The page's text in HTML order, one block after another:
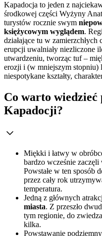
Kapadocja to jeden z
środkowej części Wyżyny
turystów rocznie swym
księżycowym wyglądem.
działające tu w
erupcji uwalniały niezliczone
utwardzeniu, tworząc tuf –
erozji i (w mniejszym stopniu)
niespotykane kształty,
Co warto wiedzieć
Kapadocji?
Miękki i łatwy w
bardzo wcześnie
Powstałe w ten sposób
przez cały rok
temperatura.
Jedną z głównych
miasta. Z przeszło
tym regionie, do
kilka.
Powstawanie